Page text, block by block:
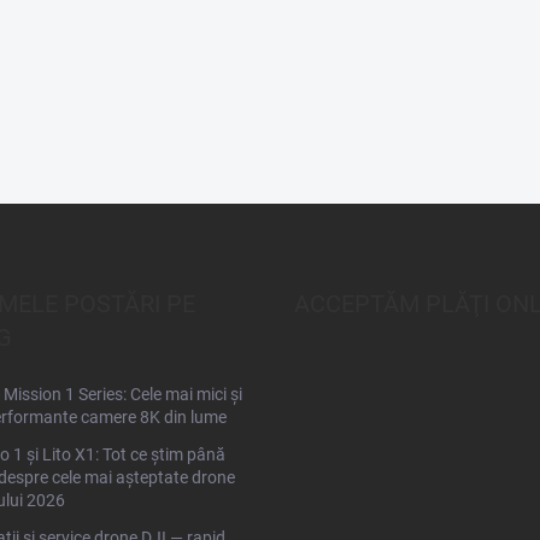
1 Series: Cele mai mici și
camere 8K din lume
1 și Lito X1: Tot ce știm până
cele mai așteptate drone
2026